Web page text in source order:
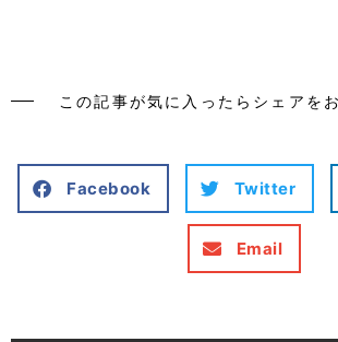
この記事が気に入ったらシェアを
Facebook Twitter
Email